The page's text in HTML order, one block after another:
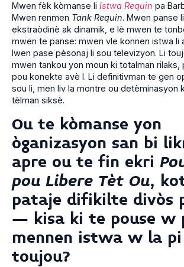
Mwen fèk kòmanse li Istwa Requin pa
Mwen renmen Tank Requin. Mwen panse
ekstraòdinè ak dinamik, e lè mwen te
mwen te panse: mwen vle konnen istwa li
lwen pase pèsonaj li sou televizyon. Li
mwen tankou yon moun ki totalman rilaks,
pou konekte avè l. Li definitivman te gen
sou li, men liv la montre ou detèminasyon
tèlman siksè.
Ou te kòmanse yon
òganizasyon san bi
apre ou te fin ekri
pou Libere Tèt Ou,
pataje difikilte divòs
– kisa ki te pouse w
mennen istwa w la
toujou?